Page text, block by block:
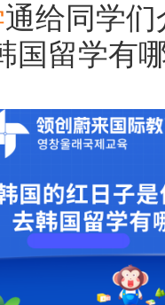
通给同学
国留学有